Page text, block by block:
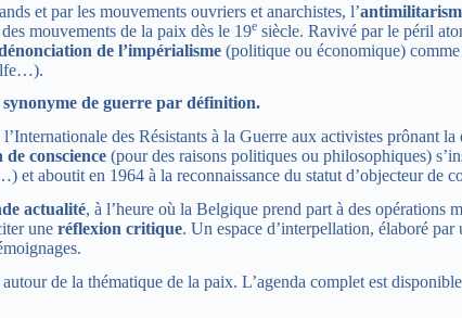
et par les mouvements ouvriers et anarchistes, l’
mouvements de la paix dès le 19e siècle. Ravivé par le péril
de l’impérialisme (politique ou économique)
synonyme de guerre par définition.
des Résistants à la Guerre aux activistes prônant
conscience (pour des raisons politiques ou philosophiques)
aboutit en 1964 à la reconnaissance du statut d’objecteur de
actualité, à l’heure où la Belgique prend part à des opérations
une réflexion critique. Un espace d’interpellation, élaboré
de la thématique de la paix. L’agenda complet est